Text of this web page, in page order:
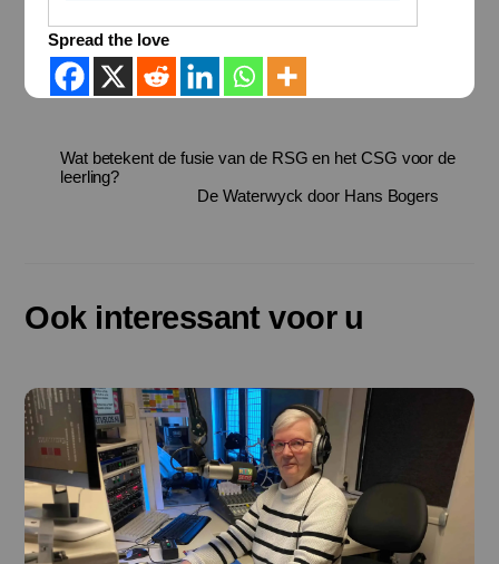
Spread the love
Wat betekent de fusie van de RSG en het CSG voor de
leerling?
De Waterwyck door Hans Bogers
Ook interessant voor u